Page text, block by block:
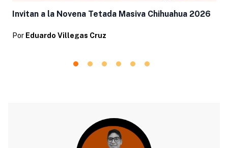
Invitan a la Novena Tetada Masiva Chihuahua 2026
Por Eduardo Villegas Cruz